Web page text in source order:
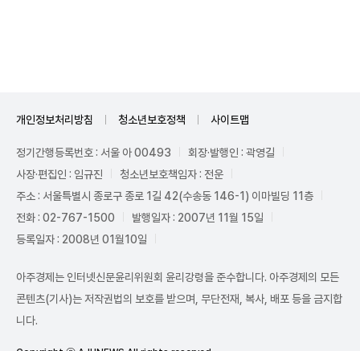
개인정보처리방침 청소년보호정책 사이트맵
정기간행등록번호 : 서울 아 00493
회장·발행인 : 곽영길
사장·편집인 : 임규진
청소년보호책임자 : 전운
주소 : 서울특별시 종로구 종로 1길 42(수송동 146-1) 이마빌딩 11층
전화 : 02-767-1500
발행일자 : 2007년 11월 15일
등록일자 : 2008년 01월10일
아주경제는 인터넷신문윤리위원회 윤리강령을 준수합니다. 아주경제의 모든
콘텐츠(기사)는 저작권법의 보호를 받으며, 무단전재, 복사, 배포 등을 금지합
니다.